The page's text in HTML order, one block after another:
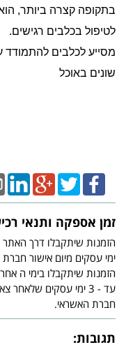
בתקופה קצרה ביותר, הוא
לטיפול בכלבים רגישים.
מסייע לכלבים להתמודד
שונים באוכל
זמן אספקה ותנאי
ימי עסקים מיום אישור
עד - 3 ימי עסקים
חברת האשראי.
תגובות: